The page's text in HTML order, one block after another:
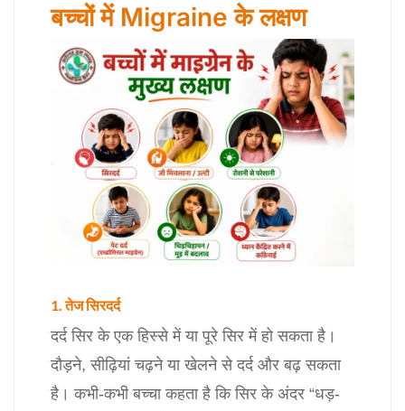
बच्चों में Migraine के लक्षण
1. तेज सिरदर्द
दर्द सिर के एक हिस्से में या पूरे सिर में हो सकता है।
दौड़ने, सीढ़ियां चढ़ने या खेलने से दर्द और बढ़ सकता
है। कभी-कभी बच्चा कहता है कि सिर के अंदर “धड़-